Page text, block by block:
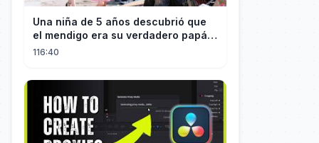
Una niña de 5 años descubrió que
el mendigo era su verdadero papá y
salvó a su familia
116:40